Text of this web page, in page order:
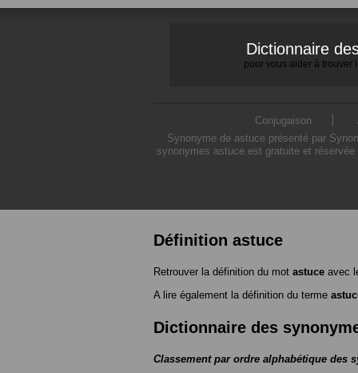
Dictionnaire
pour vous aider à trouver
Conjugaison
Synonyme de astuce présenté par
synonymes astuce est gratuite et
Définition astuce
Retrouver la définition du mot astuce avec
A lire également la définition du terme
Dictionnaire des
Classement par ordre alphabétique des